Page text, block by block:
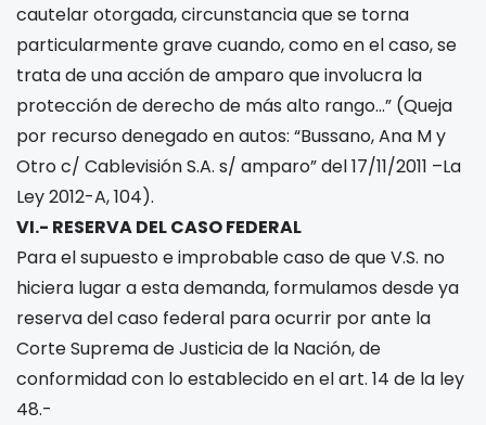
cautelar otorgada, circunstancia que se torna
particularmente grave cuando, como en el caso, se
trata de una acción de amparo que involucra la
protección de derecho de más alto rango…” (Queja
por recurso denegado en autos: “Bussano, Ana M y
Otro c/ Cablevisión S.A. s/ amparo” del 17/11/2011 –La
Ley 2012-A, 104).
VI.- RESERVA DEL CASO FEDERAL
Para el supuesto e improbable caso de que V.S. no
hiciera lugar a esta demanda, formulamos desde ya
reserva del caso federal para ocurrir por ante la
Corte Suprema de Justicia de la Nación, de
conformidad con lo establecido en el art. 14 de la ley
48.-